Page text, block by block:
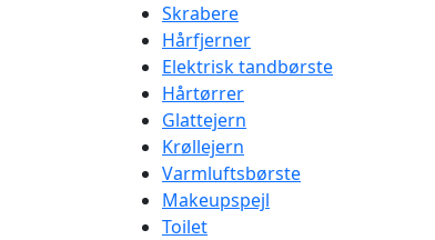
Skrabere
Hårfjerner
Elektrisk tandbørste
Hårtørrer
Glattejern
Krøllejern
Varmluftsbørste
Makeupspejl
Toilet